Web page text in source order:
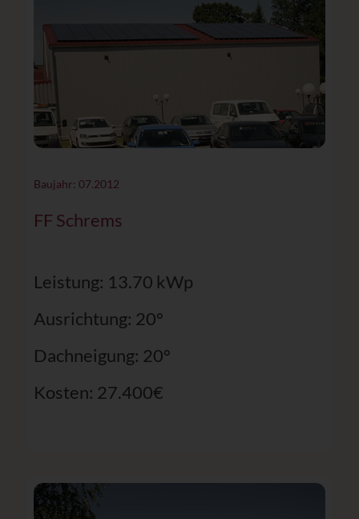
Baujahr: 07.2012
FF Schrems
Leistung: 13.70 kWp
Ausrichtung: 20°
Dachneigung: 20°
Kosten: 27.400€